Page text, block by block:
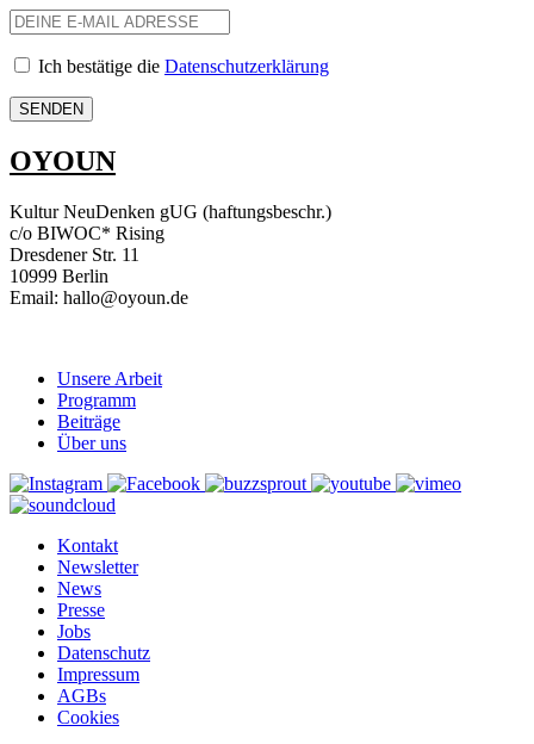
Ich bestätige die Datenschutzerklärung
OYOUN
Kultur NeuDenken gUG (haftungsbeschr.)
c/o BIWOC* Rising
Dresdener Str. 11
10999 Berlin
Email: hallo@oyoun.de
Unsere Arbeit
Programm
Beiträge
Über uns
Kontakt
Newsletter
News
Presse
Jobs
Datenschutz
Impressum
AGBs
Cookies